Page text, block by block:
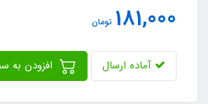
181,000 تومان
آماده ارسال